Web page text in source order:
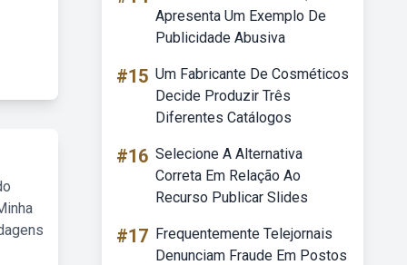
Apresenta Um Exemplo De
Publicidade Abusiva
#15 Um Fabricante De Cosméticos
Decide Produzir Três
Diferentes Catálogos
#16 Selecione A Alternativa
Correta Em Relação Ao
Recurso Publicar Slides
#17 Frequentemente Telejornais
Denunciam Fraude Em Postos